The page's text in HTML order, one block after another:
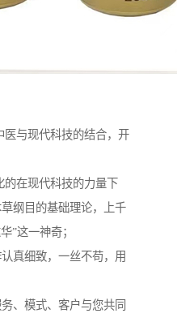
医与现代科技的结合，开
在现代科技的力量下
纲目的基础理论，上千
”这一神奇；
真细致，一丝不苟，用
、模式、客户与您共同